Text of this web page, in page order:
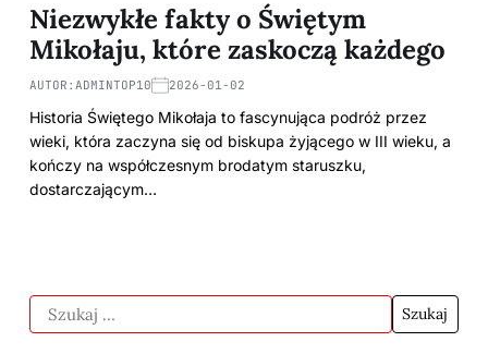
Niezwykłe fakty o Świętym
Mikołaju, które zaskoczą każdego
AUTOR: ADMINTOP10 2026-01-02
Historia Świętego Mikołaja to fascynująca podróż przez
wieki, która zaczyna się od biskupa żyjącego w III wieku, a
kończy na współczesnym brodatym staruszku,
dostarczającym…